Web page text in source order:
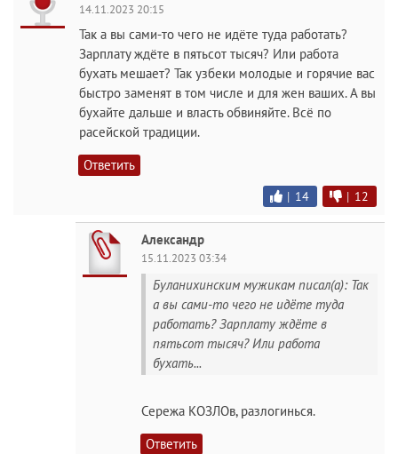
14.11.2023 20:15
Так а вы сами-то чего не идёте туда работать?
Зарплату ждёте в пятьсот тысяч? Или работа
бухать мешает? Так узбеки молодые и горячие вас
быстро заменят в том числе и для жен ваших. А вы
бухайте дальше и власть обвиняйте. Всё по
расейской традиции.
Ответить
| 14 | 12
Александр
15.11.2023 03:34
Буланихинским мужикам писал(а): Так
а вы сами-то чего не идёте туда
работать? Зарплату ждёте в
пятьсот тысяч? Или работа
бухать...
Сережа КОЗЛОв, разлогинься.
Ответить